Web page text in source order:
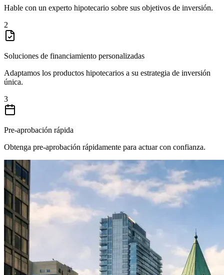
Hable con un experto hipotecario sobre sus objetivos de inversión.
2
Soluciones de financiamiento personalizadas
Adaptamos los productos hipotecarios a su estrategia de inversión
única.
3
Pre-aprobación rápida
Obtenga pre-aprobación rápidamente para actuar con confianza.